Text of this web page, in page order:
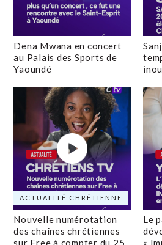
Dena Mwana en concert
au Palais des Sports de
Yaoundé
ACTUALITÉ CHRÉTIENNE
Nouvelle numérotation
des chaînes chrétiennes
sur Free à compter du 25
Le
«